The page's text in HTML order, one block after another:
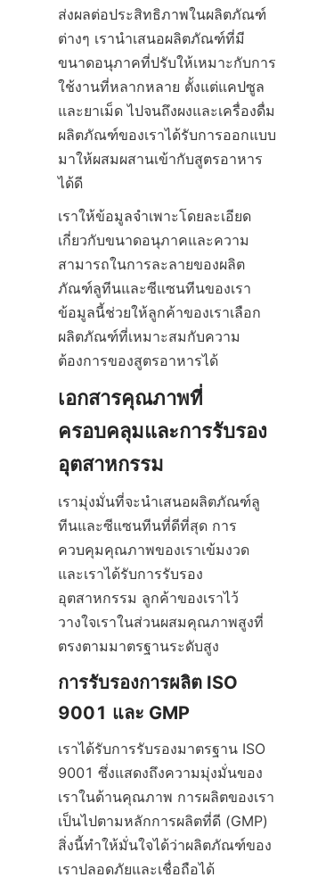
ส่งผลต่อประสิทธิภาพในผลิตภัณฑ์
ต่างๆ เรานำเสนอผลิตภัณฑ์ที่มี
ขนาดอนุภาคที่ปรับให้เหมาะกับการ
ใช้งานที่หลากหลาย ตั้งแต่แคปซูล
และยาเม็ด ไปจนถึงผงและเครื่องดื่ม
ผลิตภัณฑ์ของเราได้รับการออกแบบ
มาให้ผสมผสานเข้ากับสูตรอาหาร
ได้ดี
เราให้ข้อมูลจำเพาะโดยละเอียด
เกี่ยวกับขนาดอนุภาคและความ
สามารถในการละลายของผลิต
ภัณฑ์ลูทีนและซีแซนทีนของเรา
ข้อมูลนี้ช่วยให้ลูกค้าของเราเลือก
ผลิตภัณฑ์ที่เหมาะสมกับความ
ต้องการของสูตรอาหารได้
เอกสารคุณภาพที่
ครอบคลุมและการรับรอง
อุตสาหกรรม
เรามุ่งมั่นที่จะนำเสนอผลิตภัณฑ์ลู
ทีนและซีแซนทีนที่ดีที่สุด การ
ควบคุมคุณภาพของเราเข้มงวด
และเราได้รับการรับรอง
อุตสาหกรรม ลูกค้าของเราไว้
วางใจเราในส่วนผสมคุณภาพสูงที่
ตรงตามมาตรฐานระดับสูง
การรับรองการผลิต ISO
9001 และ GMP
เราได้รับการรับรองมาตรฐาน ISO
9001 ซึ่งแสดงถึงความมุ่งมั่นของ
เราในด้านคุณภาพ การผลิตของเรา
เป็นไปตามหลักการผลิตที่ดี (GMP)
สิ่งนี้ทำให้มั่นใจได้ว่าผลิตภัณฑ์ของ
เราปลอดภัยและเชื่อถือได้